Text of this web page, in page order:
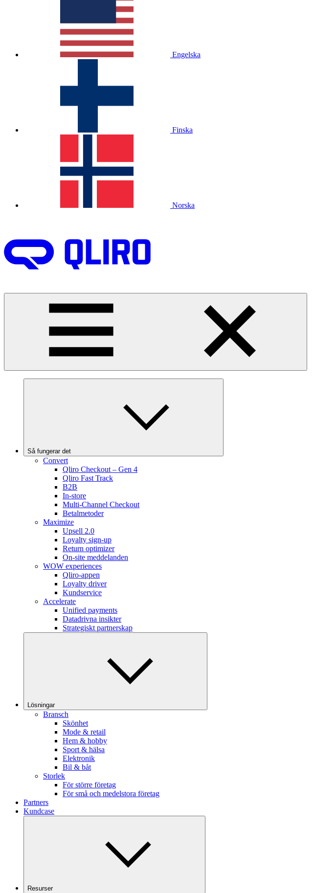
Engelska
Finska
Norska
Så fungerar det
Convert
Qliro Checkout – Gen 4
Qliro Fast Track
B2B
In-store
Multi-Channel Checkout
Betalmetoder
Maximize
Upsell 2.0
Loyalty sign-up
Return optimizer
On-site meddelanden
WOW experiences
Qliro-appen
Loyalty driver
Kundservice
Accelerate
Unified payments
Datadrivna insikter
Strategiskt partnerskap
Lösningar
Bransch
Skönhet
Mode & retail
Hem & hobby
Sport & hälsa
Elektronik
Bil & båt
Storlek
För större företag
För små och medelstora företag
Partners
Kundcase
Resurser